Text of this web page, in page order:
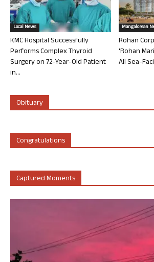
Local News
KMC Hospital Successfully
Performs Complex Thyroid
Surgery on 72-Year-Old Patient
in...
Mangalorean
Rohan
‘Rohan
All Sea-
Obituary
Congratulations
Captured Moments